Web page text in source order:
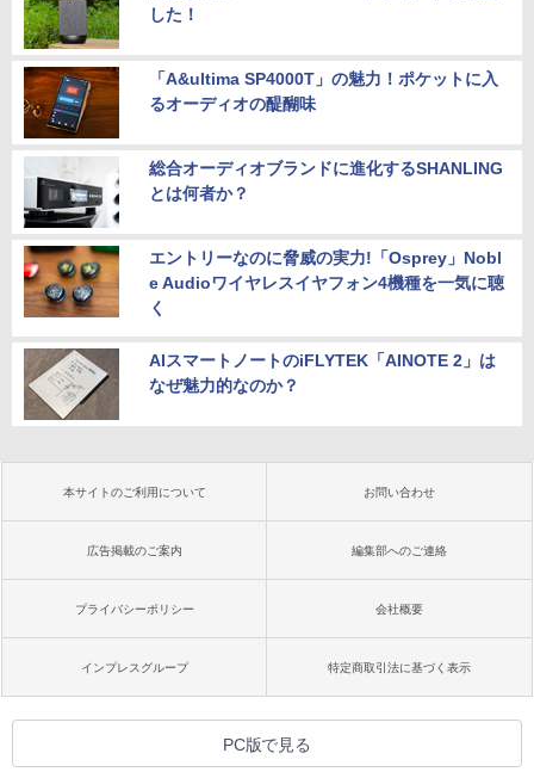
した！
「A&ultima SP4000T」の魅力！ポケットに入
るオーディオの醍醐味
総合オーディオブランドに進化するSHANLING
とは何者か？
エントリーなのに脅威の実力!「Osprey」Nobl
e Audioワイヤレスイヤフォン4機種を一気に聴
く
AIスマートノートのiFLYTEK「AINOTE 2」は
なぜ魅力的なのか？
本サイトのご利用について お問い合わせ
広告掲載のご案内 編集部へのご連絡
プライバシーポリシー 会社概要
インプレスグループ 特定商取引法に基づく表示
PC版で見る